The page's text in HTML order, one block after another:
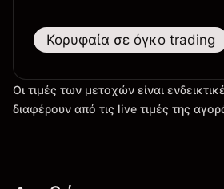
Κορυφαία σε όγκο trading
Οι τιμές των μετοχών είναι
διαφέρουν από τις live τιμές της